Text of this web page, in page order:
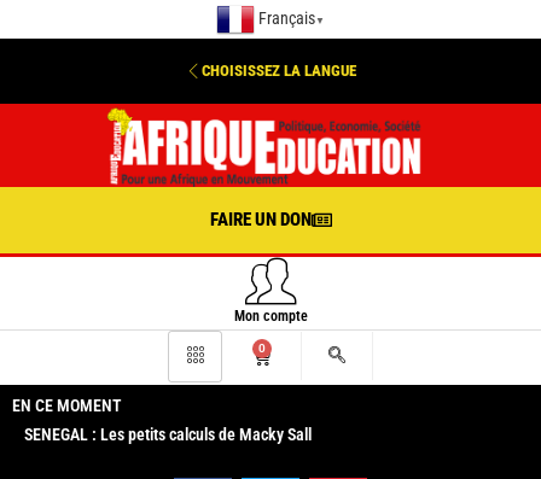
Français ▼
CHOISISSEZ LA LANGUE
FAIRE UN DON
Mon compte
0
EN CE MOMENT
SENEGAL : Les petits calculs de Macky Sall